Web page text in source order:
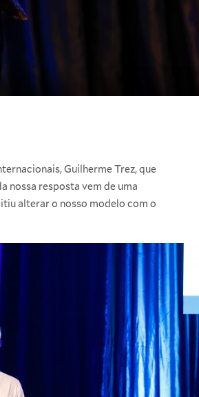
Guilherme Trez, que
nossa resposta vem de uma
alterar o nosso modelo com o